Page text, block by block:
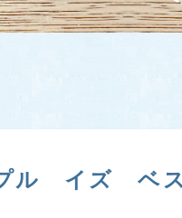
ル イズ ベ